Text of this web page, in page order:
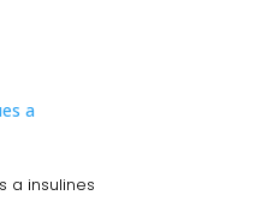
a insulines